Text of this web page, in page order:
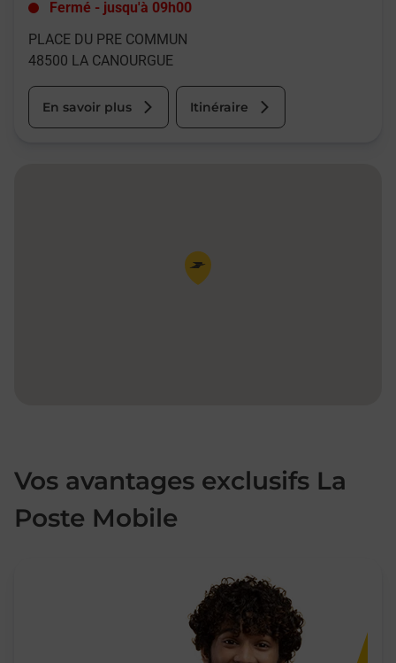
Fermé - jusqu'à 09h00
PLACE DU PRE COMMUN
48500 LA CANOURGUE
En savoir plus Itinéraire
Pin de la carte
Vos avantages exclusifs La
Poste Mobile